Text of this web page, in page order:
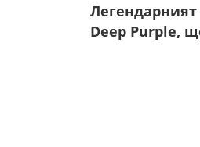
Deep Purple,